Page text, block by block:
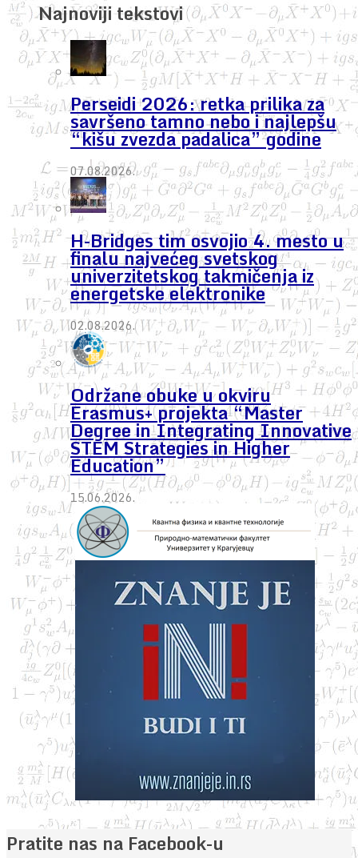
Najnoviji tekstovi
Perseidi 2026: retka prilika za
savršeno tamno nebo i najlepšu
“kišu zvezda padalica” godine
07.08.2026.
H-Bridges tim osvojio 4. mesto u
finalu najvećeg svetskog
univerzitetskog takmičenja iz
energetske elektronike
02.08.2026.
Održane obuke u okviru
Erasmus+ projekta “Master
Degree in Integrating Innovative
STEM Strategies in Higher
Education”
15.06.2026.
Pratite nas na Facebook-u